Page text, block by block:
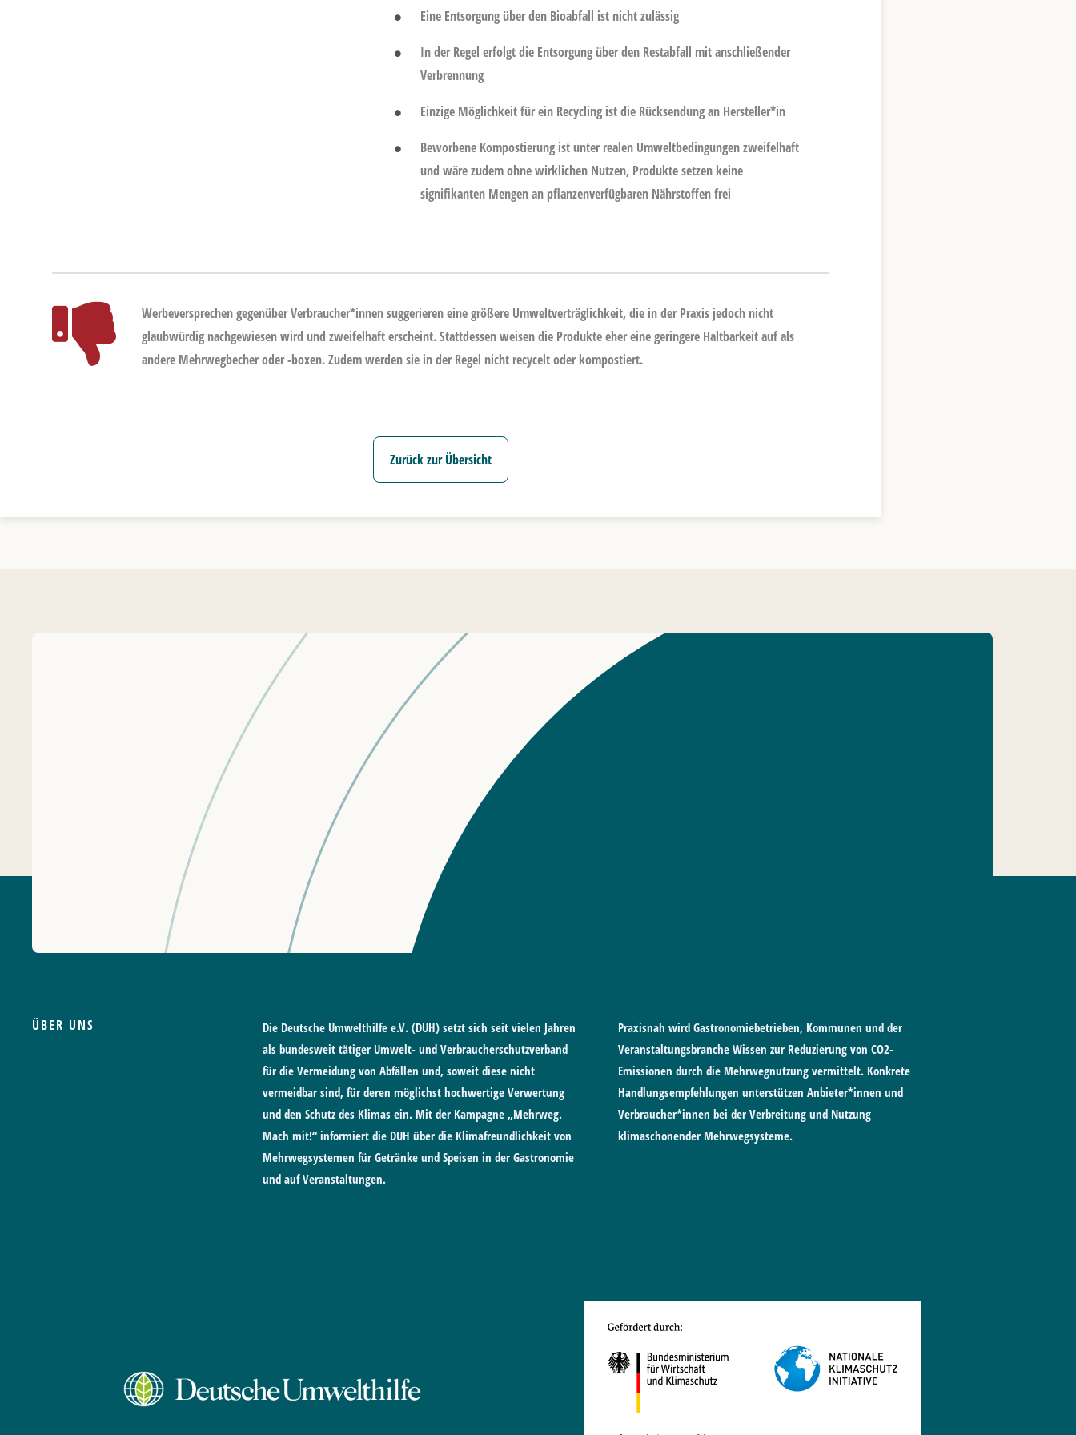
Eine Entsorgung über den Bioabfall ist nicht zulässig
In der Regel erfolgt die Entsorgung über den Restabfall mit anschließender
Verbrennung
Einzige Möglichkeit für ein Recycling ist die Rücksendung an Hersteller*in
Beworbene Kompostierung ist unter realen Umweltbedingungen zweifelhaft
und wäre zudem ohne wirklichen Nutzen, Produkte setzen keine
signifikanten Mengen an pflanzenverfügbaren Nährstoffen frei
Werbeversprechen gegenüber Verbraucher*innen suggerieren eine größere Umweltverträglichkeit, die in der Praxis jedoch nicht
glaubwürdig nachgewiesen wird und zweifelhaft erscheint. Stattdessen weisen die Produkte eher eine geringere Haltbarkeit auf als
andere Mehrwegbecher oder -boxen. Zudem werden sie in der Regel nicht recycelt oder kompostiert.
Zurück zur Übersicht
ÜBER UNS
Die Deutsche Umwelthilfe e.V. (DUH) setzt sich seit vielen Jahren
als bundesweit tätiger Umwelt- und Verbraucherschutzverband
für die Vermeidung von Abfällen und, soweit diese nicht
vermeidbar sind, für deren möglichst hochwertige Verwertung
und den Schutz des Klimas ein. Mit der Kampagne „Mehrweg.
Mach mit!“ informiert die DUH über die Klimafreundlichkeit von
Mehrwegsystemen für Getränke und Speisen in der Gastronomie
und auf Veranstaltungen.
Praxisnah wird Gastronomiebetrieben, Kommunen und der
Veranstaltungsbranche Wissen zur Reduzierung von CO2-
Emissionen durch die Mehrwegnutzung vermittelt. Konkrete
Handlungsempfehlungen unterstützen Anbieter*innen und
Verbraucher*innen bei der Verbreitung und Nutzung
klimaschonender Mehrwegsysteme.